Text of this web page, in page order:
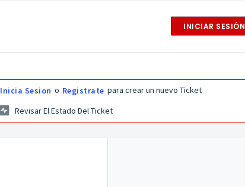
INICIAR SESIÓN
Inicia Sesion o Registrate para crear un nuevo Ticket
Revisar El Estado Del Ticket